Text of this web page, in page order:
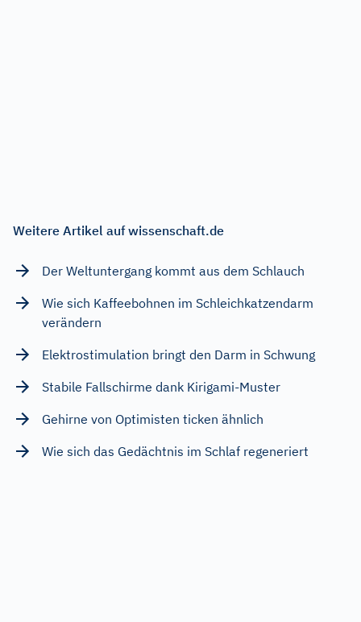
Weitere Artikel auf wissenschaft.de
Der Weltuntergang kommt aus dem Schlauch
Wie sich Kaffeebohnen im Schleichkatzendarm
verändern
Elektrostimulation bringt den Darm in Schwung
Stabile Fallschirme dank Kirigami-Muster
Gehirne von Optimisten ticken ähnlich
Wie sich das Gedächtnis im Schlaf regeneriert